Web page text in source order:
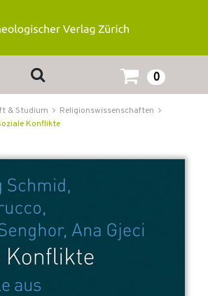
0
& Studium
Religionswissenschaften
Konflikte